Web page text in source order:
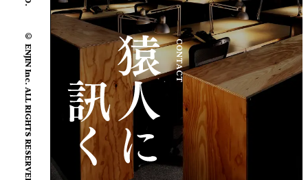
© ENJIN Inc. ALL RIGHTS RESERVED.
CONTACT